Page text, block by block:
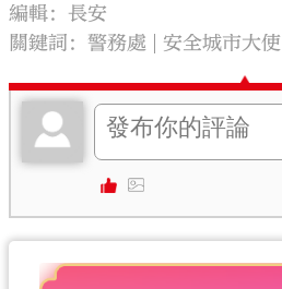
編輯：長安
關鍵詞： 警務處 安全城市大使